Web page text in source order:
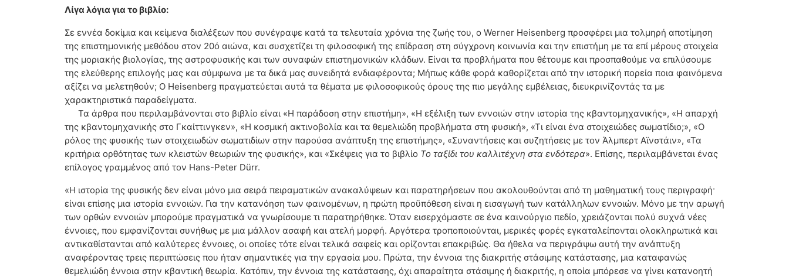
Λίγα λόγια για το βιβλίο:
Σε εννέα δοκίμια και κείμενα διαλέξεων που συνέγραψε κατά τα τελευταία χρόνια της ζωής του, ο Werner Heisenberg προσφέρει μια τολμηρή αποτίμηση
της επιστημονικής μεθόδου στον 20ό αιώνα, και συσχετίζει τη φιλοσοφική της επίδραση στη σύγχρονη κοινωνία και την επιστήμη με τα επί μέρους στοιχεία
της μοριακής βιολογίας, της αστροφυσικής και των συναφών επιστημονικών κλάδων. Είναι τα προβλήματα που θέτουμε και προσπαθούμε να επιλύσουμε
της ελεύθερης επιλογής μας και σύμφωνα με τα δικά μας συνειδητά ενδιαφέροντα; Μήπως κάθε φορά καθορίζεται από την ιστορική πορεία ποια φαινόμενα
αξίζει να μελετηθούν; O Heisenberg πραγματεύεται αυτά τα θέματα με φιλοσοφικούς όρους της πιο μεγάλης εμβέλειας, διευκρινίζοντάς τα με
χαρακτηριστικά παραδείγματα.
Τα άρθρα που περιλαμβάνονται στο βιβλίο είναι «Η παράδοση στην επιστήμη», «Η εξέλιξη των εννοιών στην ιστορία της κβαντομηχανικής», «Η απαρχή
της κβαντομηχανικής στο Γκαίττινγκεν», «Η κοσμική ακτινοβολία και τα θεμελιώδη προβλήματα στη φυσική», «Τι είναι ένα στοιχειώδες σωματίδιο;», «Ο
ρόλος της φυσικής των στοιχειωδών σωματιδίων στην παρούσα ανάπτυξη της επιστήμης», «Συναντήσεις και συζητήσεις με τον Άλμπερτ Αϊνστάιν», «Τα
κριτήρια ορθότητας των κλειστών θεωριών της φυσικής», και «Σκέψεις για το βιβλίο Το ταξίδι του καλλιτέχνη στα ενδότερα». Επίσης, περιλαμβάνεται ένας
επίλογος γραμμένος από τον Hans-Peter Dürr.
«Η ιστορία της φυσικής δεν είναι μόνο μια σειρά πειραματικών ανακαλύψεων και παρατηρήσεων που ακολουθούνται από τη μαθηματική τους περιγραφή·
είναι επίσης μια ιστορία εννοιών. Για την κατανόηση των φαινομένων, η πρώτη προϋπόθεση είναι η εισαγωγή των κατάλληλων εννοιών. Μόνο με την αρωγή
των ορθών εννοιών μπορούμε πραγματικά να γνωρίσουμε τι παρατηρήθηκε. Όταν εισερχόμαστε σε ένα καινούργιο πεδίο, χρειάζονται πολύ συχνά νέες
έννοιες, που εμφανίζονται συνήθως με μια μάλλον ασαφή και ατελή μορφή. Αργότερα τροποποιούνται, μερικές φορές εγκαταλείπονται ολοκληρωτικά και
αντικαθίστανται από καλύτερες έννοιες, οι οποίες τότε είναι τελικά σαφείς και ορίζονται επακριβώς. Θα ήθελα να περιγράψω αυτή την ανάπτυξη
αναφέροντας τρεις περιπτώσεις που ήταν σημαντικές για την εργασία μου. Πρώτα, την έννοια της διακριτής στάσιμης κατάστασης, μια καταφανώς
θεμελιώδη έννοια στην κβαντική θεωρία. Κατόπιν, την έννοια της κατάστασης, όχι απαραίτητα στάσιμης ή διακριτής, η οποία μπόρεσε να γίνει κατανοητή